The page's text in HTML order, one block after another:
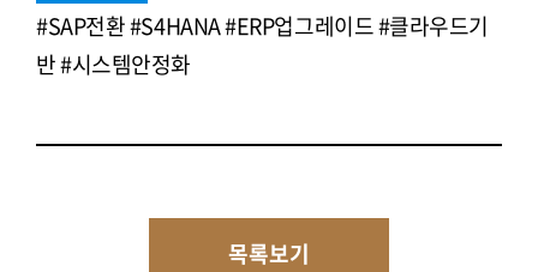
#SAP전환 #S4HANA #ERP업그레이드 #클라우드기
반 #시스템안정화
목록보기